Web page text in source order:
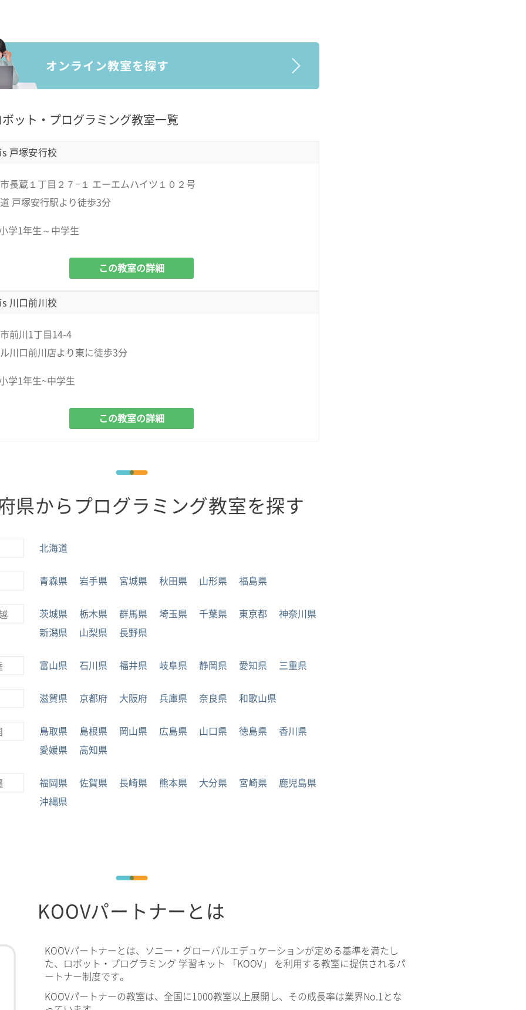
ット・プログラミング教室一覧
戸塚安行校
長蔵１丁目２７−１ エーエムハイツ１０２号
戸塚安行駅より徒歩3分
学1年生～中学生
この教室の詳細
川口前川校
前川1丁目14-4
川口前川店より東に徒歩3分
学1年生~中学生
この教室の詳細
県からプログラミング教室を探す
北海道
青森県 岩手県 宮城県 秋田県 山形県 福島県
茨城県 栃木県 群馬県 埼玉県 千葉県 東京都
神奈川県
新潟県
山梨県 長野県
富山県 石川県 福井県 岐阜県 静岡県 愛知県 三重県
滋賀県 京都府 大阪府 兵庫県 奈良県 和歌山県
鳥取県 島根県 岡山県 広島県 山口県 徳島県
香川県
愛媛県
高知県
福岡県 佐賀県 長崎県 熊本県 大分県 宮崎県
鹿児島県
沖縄県
KOOVパートナーとは
KOOVパートナーとは、ソニー・グローバルエデュケーションが定める基準を満たし
た、ロボット・プログラミング 学習キット 「KOOV」 を利用する教室に提供されるパ
ートナー制度です。
KOOVパートナーの教室は、全国に1000教室以上展開し、その成長率は業界No.1とな